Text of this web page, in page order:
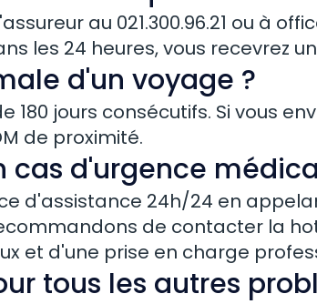
au 021.300.96.21 ou à
les 24 heures, vous recevrez
d'un voyage ?
jours consécutifs. Si vous
de proximité.
d'urgence
d'assistance 24h/24 en
de contacter la
et d'une prise en charge
tous les autres